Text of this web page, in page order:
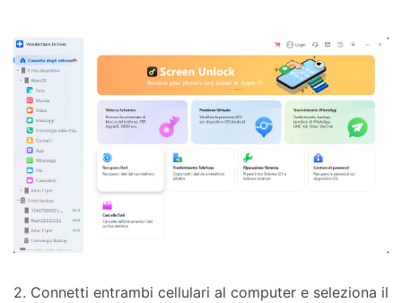
2. Connetti entrambi cellulari al computer e seleziona il